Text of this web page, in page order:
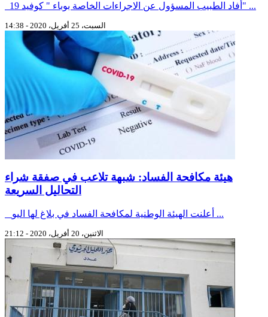
أفاد الطبيب المسؤول عن الاجراءات الخاصة بوباء " كوفيد 19" ...
السبت، 25 أفريل، 2020 - 14:38
هيئة مكافحة الفساد: شبهة تلاعب في صفقة شراء
التحاليل السريعة
أعلنت الهيئة الوطنية لمكافحة الفساد في بلاغ لها اليو ...
الاثنين، 20 أفريل، 2020 - 21:12